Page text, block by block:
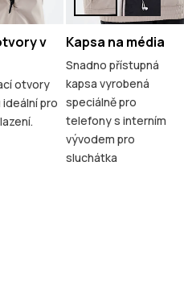
v
otvory
pro
Kapsa na média
Snadno přístupná
kapsa vyrobená
speciálně pro
telefony s interním
vývodem pro
sluchátka